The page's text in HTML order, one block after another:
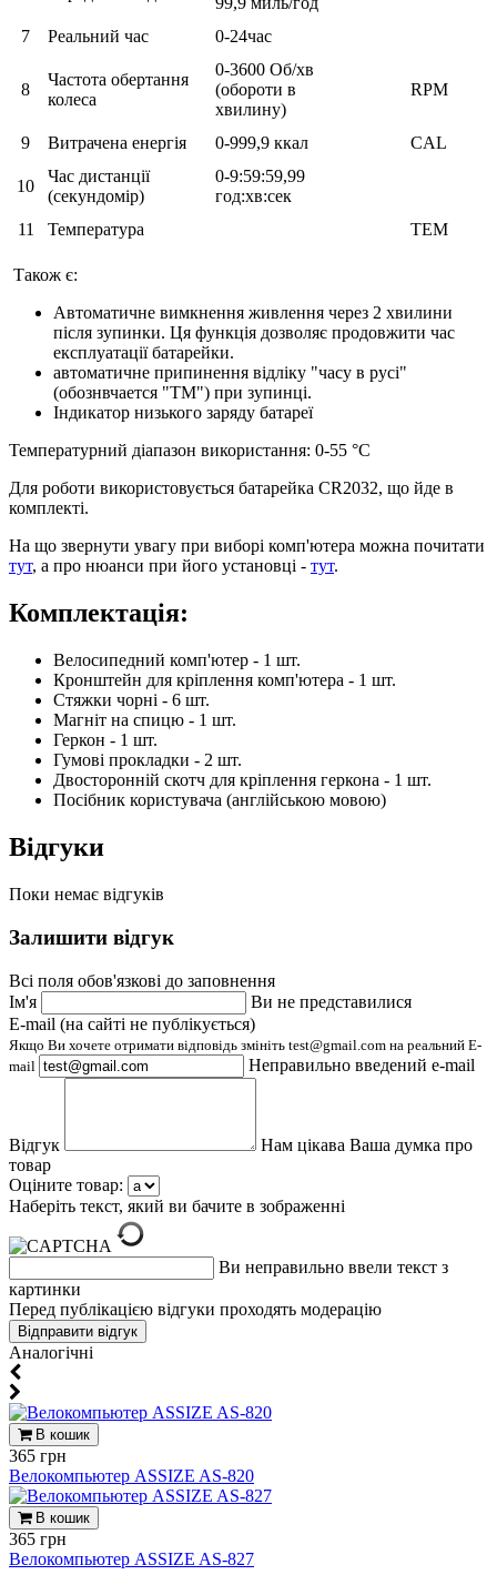
7 Реальний час 0-24час
8
Частота обертання
колеса
0-3600 Об/хв
(обороти в
хвилину)
RPM
9 Витрачена енергія 0-999,9 ккал CAL
10
Час дистанції
(секундомір)
0-9:59:59,99
год:хв:сек
11
Температура TEM
Також є:
Автоматичне вимкнення живлення через 2 хвилини
після зупинки. Ця функція дозволяє продовжити час
експлуатації батарейки.
автоматичне припинення відліку "часу в русі"
(обознвчается "ТМ") при зупинці.
Індикатор низького заряду батареї
Температурний діапазон використання: 0-55 °С
Для роботи використовується батарейка CR2032, що йде в
комплекті.
На що звернути увагу при виборі комп'ютера можна почитати
тут, а про нюанси при його установці - тут.
Комплектація:
Велосипедний комп'ютер - 1 шт.
Кронштейн для кріплення комп'ютера - 1 шт.
Стяжки чорні - 6 шт.
Магніт на спицю - 1 шт.
Геркон - 1 шт.
Гумові прокладки - 2 шт.
Двосторонній скотч для кріплення геркона - 1 шт.
Посібник користувача (англійською мовою)
Відгуки
Поки немає відгуків
Залишити відгук
Всі поля обов'язкові до заповнення
Ім'я
Ви не представилися
E-mail (на сайті не публікується)
Якщо Ви хочете отримати відповідь змініть test@gmail.com на реальний E-
mail
Неправильно введений e-mail
Відгук
Нам цікава Ваша думка про
товар
Оціните товар:
Наберіть текст, який ви бачите в зображенні
Ви неправильно ввели текст з
картинки
Перед публікацією відгуки проходять модерацію
Aналогічні
В кошик
365 грн
Велокомпьютер ASSIZE AS-820
В кошик
365 грн
Велокомпьютер ASSIZE AS-827